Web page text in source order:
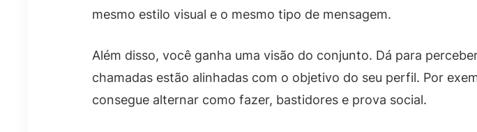
mesmo estilo visual e o mesmo tipo de mensagem.
Além disso, você ganha uma visão do conjunto. Dá para
chamadas estão alinhadas com o objetivo do seu perfil. Por
consegue alternar como fazer, bastidores e prova social.